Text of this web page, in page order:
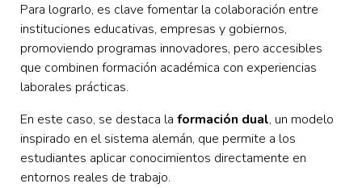
Para lograrlo, es clave fomentar la colaboración entre
instituciones educativas, empresas y gobiernos,
promoviendo programas innovadores, pero accesibles
que combinen formación académica con experiencias
laborales prácticas.
En este caso, se destaca la formación dual, un modelo
inspirado en el sistema alemán, que permite a los
estudiantes aplicar conocimientos directamente en
entornos reales de trabajo.